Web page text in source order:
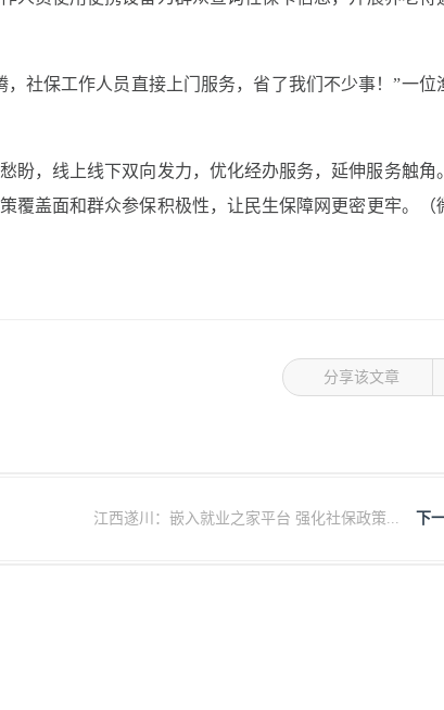
社保工作人员直接上门服务，省了我们不少事！”一位
盼，线上线下双向发力，优化经办服务，延伸服务触角
覆盖面和群众参保积极性，让民生保障网更密更牢。（
分享该文章
下
江西遂川：嵌入就业之家平台 强化社保政策...